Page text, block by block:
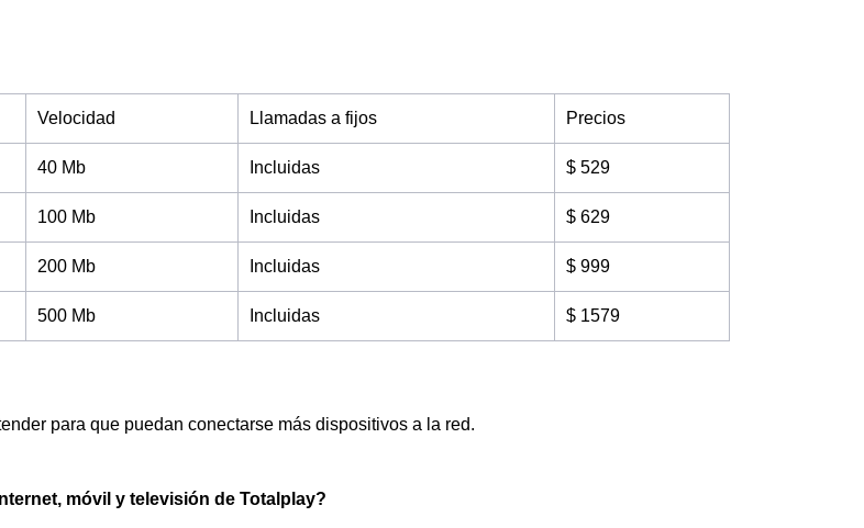
Velocidad Llamadas a fijos Precios
40 Mb Incluidas $ 529
100 Mb Incluidas $ 629
200 Mb Incluidas $ 999
500 Mb Incluidas $ 1579
para que puedan conectarse más dispositivos a la red.
móvil y televisión de Totalplay?